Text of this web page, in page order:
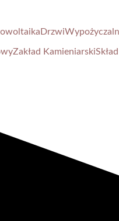
Drzwi
Zakład Kamieniarski